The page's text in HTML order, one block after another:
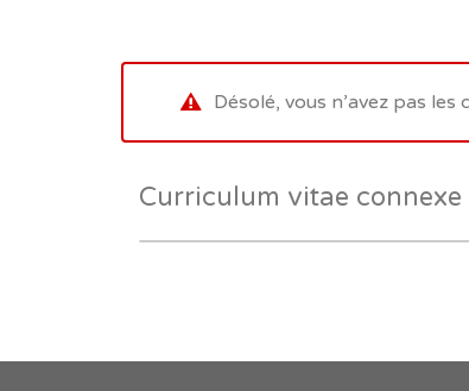
Désolé, vous n’avez pas
Curriculum vitae connexe